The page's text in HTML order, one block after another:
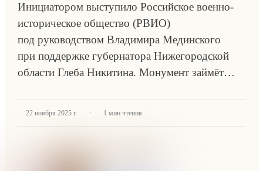
Инициатором выступило Российское военно-
историческое общество (РВИО)
под руководством Владимира Мединского
при поддержке губернатора Нижегородской
области Глеба Никитина. Монумент займёт…
22 ноября 2025 г. · 1 мин чтения